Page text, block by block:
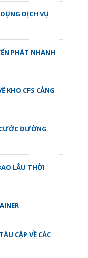
DỊCH VỤ
PHÁT NHANH
KHO CFS CẢNG
ĐƯỜNG
LÂU THỜI
CẬP VỀ CÁC